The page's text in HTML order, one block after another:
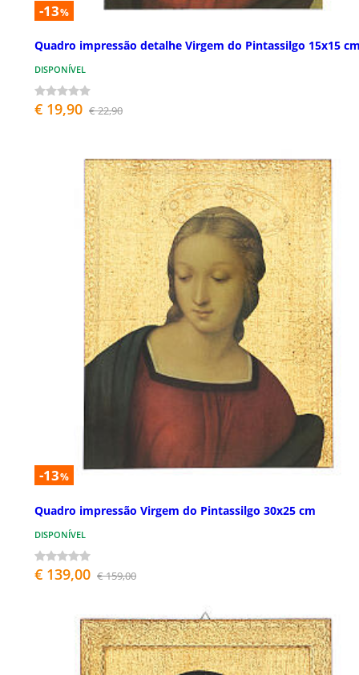
-13%
Quadro impressão detalhe Virgem do Pintassilgo 15x15
DISPONÍVEL
€ 19,90 € 22,90
-13%
Quadro impressão Virgem do Pintassilgo 30x25 cm
DISPONÍVEL
€ 139,00 € 159,00